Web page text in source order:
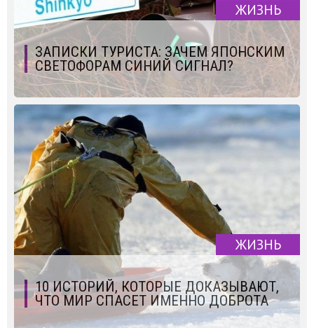
ЖИЗНЬ
ЗАПИСКИ ТУРИСТА: ЗАЧЕМ ЯПОНСКИМ
СВЕТОФОРАМ СИНИЙ СИГНАЛ?
ЖИЗНЬ
10 ИСТОРИЙ, КОТОРЫЕ ДОКАЗЫВАЮТ,
ЧТО МИР СПАСЕТ ИМЕННО ДОБРОТА